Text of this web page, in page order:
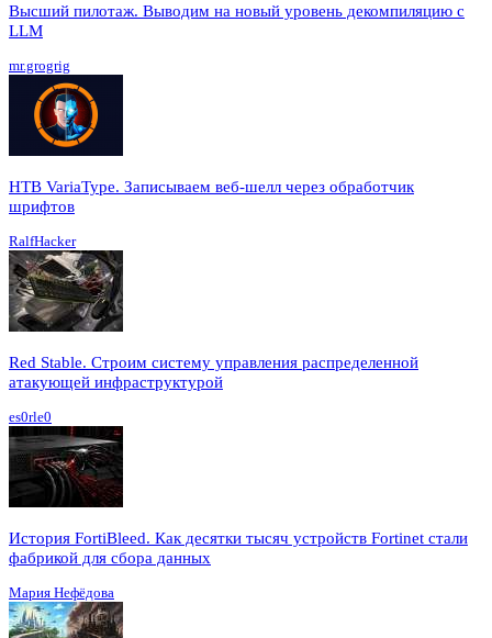
Высший пилотаж. Выводим на новый уровень декомпиляцию с
LLM
mr.grogrig
HTB VariaType. Записываем веб-шелл через обработчик
шрифтов
RalfHacker
Red Stable. Строим систему управления распределенной
атакующей инфраструктурой
es0rle0
История FortiBleed. Как десятки тысяч устройств Fortinet стали
фабрикой для сбора данных
Мария Нефёдова